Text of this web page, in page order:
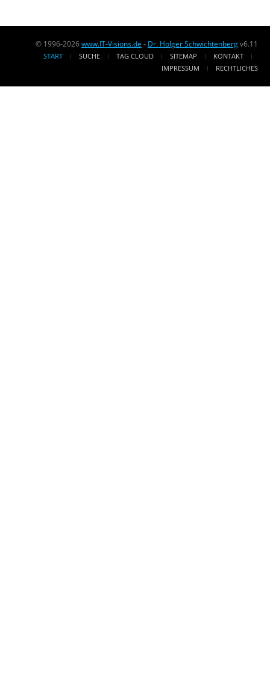
© 1996-2026www.IT-Visions.de - Dr. Holger Schwichtenbergv6.11
START SUCHE TAG CLOUD SITEMAP
KONTAKT
IMPRESSUM
RECHTLICHES